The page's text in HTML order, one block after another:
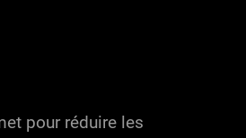
pour réduire les